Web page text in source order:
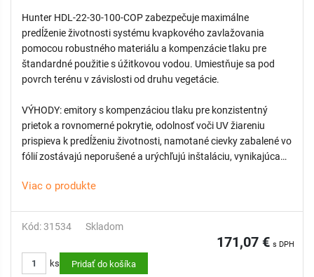
Hunter HDL-22-30-100-COP zabezpečuje maximálne
predĺženie životnosti systému kvapkového zavlažovania
pomocou robustného materiálu a kompenzácie tlaku pre
štandardné použitie s úžitkovou vodou. Umiestňuje sa pod
povrch terénu v závislosti od druhu vegetácie.
VÝHODY: emitory s kompenzáciou tlaku pre konzistentný
prietok a rovnomerné pokrytie, odolnosť voči UV žiareniu
prispieva k predĺženiu životnosti, namotané cievky zabalené vo
fólií zostávajú neporušené a urýchľujú inštaláciu, vynikajúca
s viacerými vstupnými filtrami, širokým turbulentým
Viac o produkte
Kód: 31534 Skladom
171,07 € s DPH
ks Pridať do košíka